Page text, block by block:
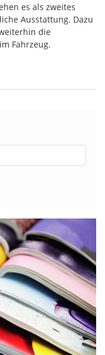
es als zweites
Ausstattung. Dazu
die
Fahrzeug.